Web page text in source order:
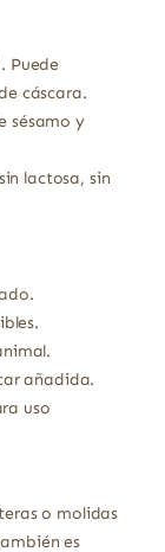
Puede
cáscara.
sésamo y
lactosa, sin
añadida.
uso
o molidas
es